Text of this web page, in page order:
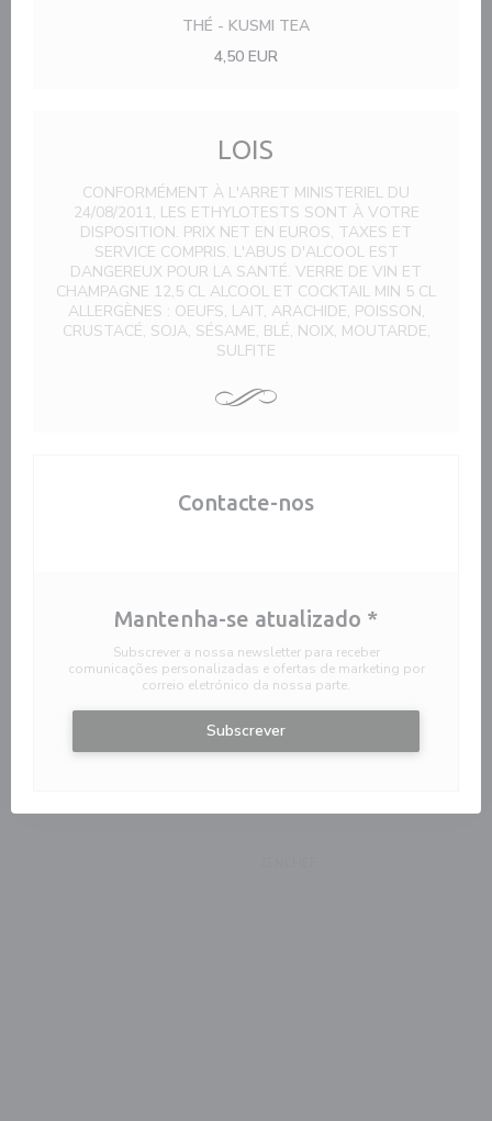
THÉ - KUSMI TEA
4,50 EUR
LOIS
CONFORMÉMENT À L'ARRET MINISTERIEL DU
24/08/2011, LES ETHYLOTESTS SONT À VOTRE
DISPOSITION. PRIX NET EN EUROS, TAXES ET
SERVICE COMPRIS. L'ABUS D'ALCOOL EST
DANGEREUX POUR LA SANTÉ. VERRE DE VIN ET
CHAMPAGNE 12,5 CL ALCOOL ET COCKTAIL MIN 5 CL
ALLERGÈNES : OEUFS, LAIT, ARACHIDE, POISSON,
CRUSTACÉ, SOJA, SÉSAME, BLÉ, NOIX, MOUTARDE,
SULFITE
Contacte-nos
Mantenha-se atualizado *
Subscrever a nossa newsletter para receber
comunicações personalizadas e ofertas de marketing por
correio eletrónico da nossa parte.
Subscrever